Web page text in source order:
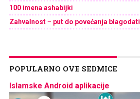
100 imena ashabijki
Zahvalnost – put do povećanja blagodati
POPULARNO OVE SEDMICE
Islamske Android aplikacije